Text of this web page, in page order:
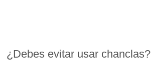
¿Debes evitar usar chanclas?